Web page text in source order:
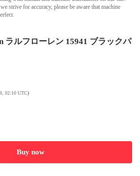
strive for accuracy, please be aware that machine
ラルフローレン 15941 ブラックパ
02:10 UTC)
Buy now